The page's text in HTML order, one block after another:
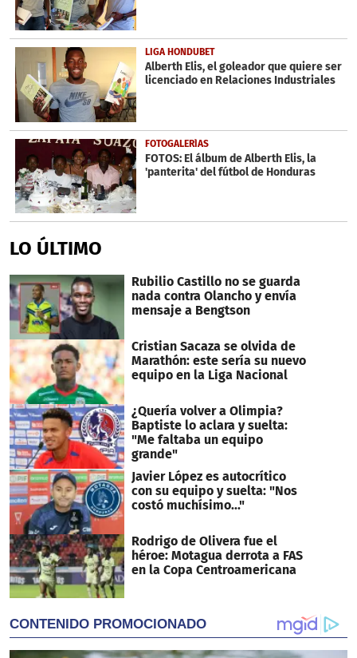
LIGA HONDUBET
Alberth Elis, el goleador que quiere ser
licenciado en Relaciones Industriales
FOTOGALERÍAS
FOTOS: El álbum de Alberth Elis, la
'panterita' del fútbol de Honduras
LO ÚLTIMO
Rubilio Castillo no se guarda
nada contra Olancho y envía
mensaje a Bengtson
Cristian Sacaza se olvida de
Marathón: este sería su nuevo
equipo en la Liga Nacional
¿Quería volver a Olimpia?
Baptiste lo aclara y suelta:
"Me faltaba un equipo
grande"
Javier López es autocrítico
con su equipo y suelta: "Nos
costó muchísimo..."
Rodrigo de Olivera fue el
héroe: Motagua derrota a FAS
en la Copa Centroamericana